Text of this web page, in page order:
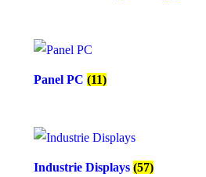
Panel PC (11)
Industrie Displays (57)